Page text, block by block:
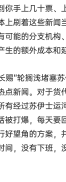
你手上几十票、
上刷着这些新闻
可能的分支机构
的额外成本和
赐”轮搁浅堵塞
点新闻。对于货
有经过苏伊士运
被打爆，每天要
好望角的方案，
间，没有下班，